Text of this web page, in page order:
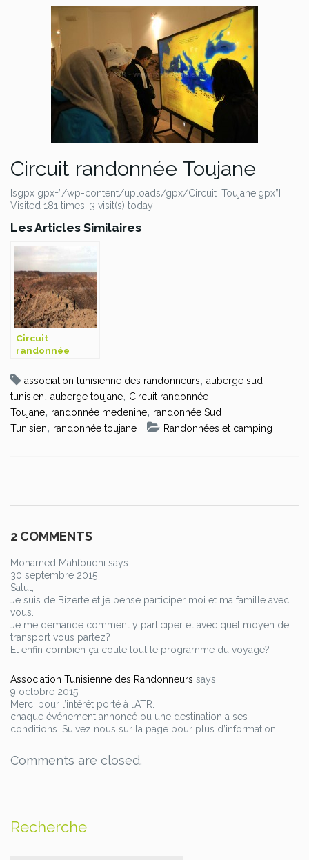
Circuit randonnée Toujane
[sgpx gpx=”/wp-content/uploads/gpx/Circuit_Toujane.gpx”]
Visited 181 times, 3 visit(s) today
Les Articles Similaires
Circuit
randonnée
association tunisienne des randonneurs, auberge sud
tunisien, auberge toujane, Circuit randonnée
Toujane, randonnée medenine, randonnée Sud
Tunisien, randonnée toujane Randonnées et camping
2 COMMENTS
Mohamed Mahfoudhi says:
30 septembre 2015
Salut,
Je suis de Bizerte et je pense participer moi et ma famille avec
vous.
Je me demande comment y participer et avec quel moyen de
transport vous partez?
Et enfin combien ça coute tout le programme du voyage?
Association Tunisienne des Randonneurs says:
9 octobre 2015
Merci pour l’intérêt porté à l’ATR.
chaque événement annoncé ou une destination a ses
conditions. Suivez nous sur la page pour plus d’information
Comments are closed.
Recherche